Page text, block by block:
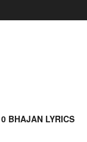
BHAJAN LYRICS